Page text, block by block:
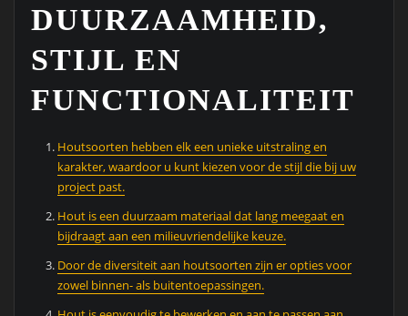
DUURZAAMHEID,
STIJL EN
FUNCTIONALITEIT
Houtsoorten hebben elk een unieke uitstraling en
karakter, waardoor u kunt kiezen voor de stijl die bij uw
project past.
Hout is een duurzaam materiaal dat lang meegaat en
bijdraagt aan een milieuvriendelijke keuze.
Door de diversiteit aan houtsoorten zijn er opties voor
zowel binnen- als buitentoepassingen.